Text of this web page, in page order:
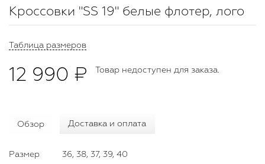
Кроссовки "SS 19" белые флотер, лого
Таблица размеров
12 990 ₽ Товар недоступен для заказа.
Обзор Доставка и оплата
Размер 36, 38, 37, 39, 40